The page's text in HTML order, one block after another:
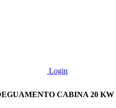
Login
CABINA 20 KW